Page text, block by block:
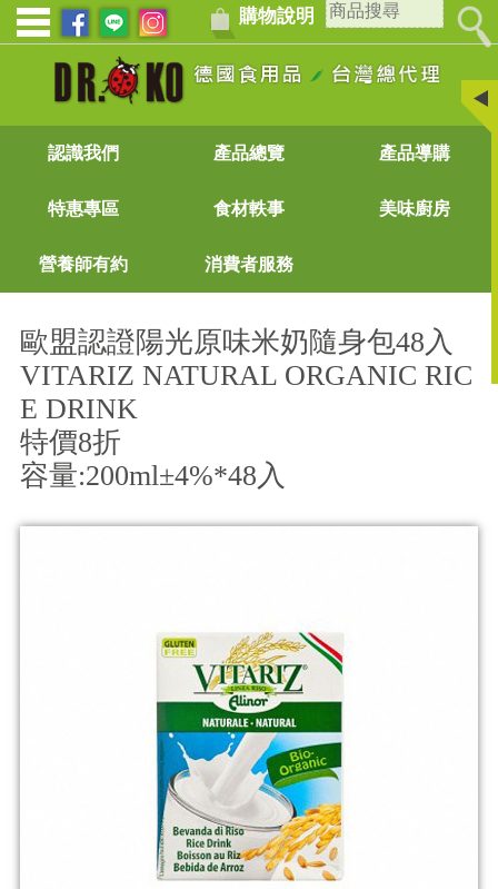
購物說明
認識我們 產品總覽 產品導購
特惠專區 食材軼事 美味廚房
營養師有約 消費者服務
歐盟認證陽光原味米奶隨身包48入
VITARIZ NATURAL ORGANIC RIC
E DRINK
特價8折
容量:200ml±4%*48入